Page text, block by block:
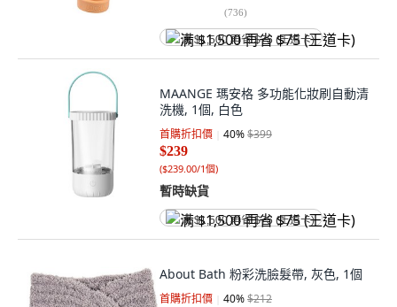
(736)
满 $1,500 再省 $75 (王道卡)
MAANGE 瑪安格 多功能化妝刷自動清
洗機, 1個, 白色
首購折扣價 40%$399
$239
($239.00/1個)
暫時缺貨
满 $1,500 再省 $75 (王道卡)
About Bath 粉彩洗臉髮帶, 灰色, 1個
首購折扣價 40%$212